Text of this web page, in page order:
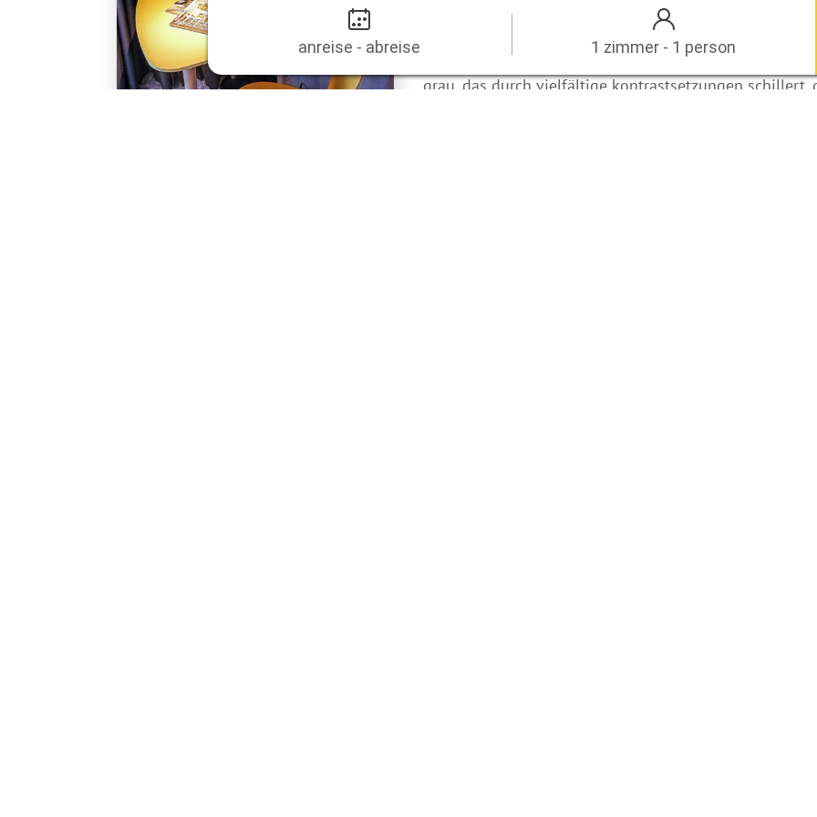
anreise - abreise 1 zimmer - 1 person
das beginnt schon beim trägermaterial, das der
hervorragende isoliereigenschaften verleiht – dem
leichtbeton. kein monotones grau, sondern ein
grau, das durch vielfältige kontrastsetzungen schillert,